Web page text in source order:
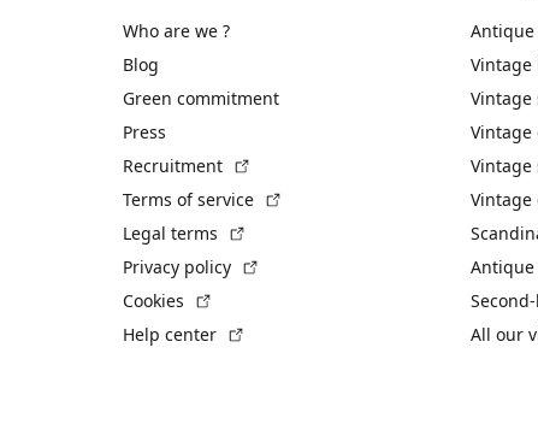
Who are we ?
Blog
Green commitment
Press
Recruitment
Terms of service
Legal terms
Privacy policy
Cookies
Help center
Vintage
Vintage
Vintage
Vintage
Vintage
All our